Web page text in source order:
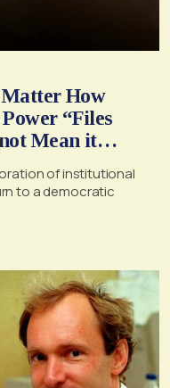
How
“Files
Mean it
of institutional
to a democratic